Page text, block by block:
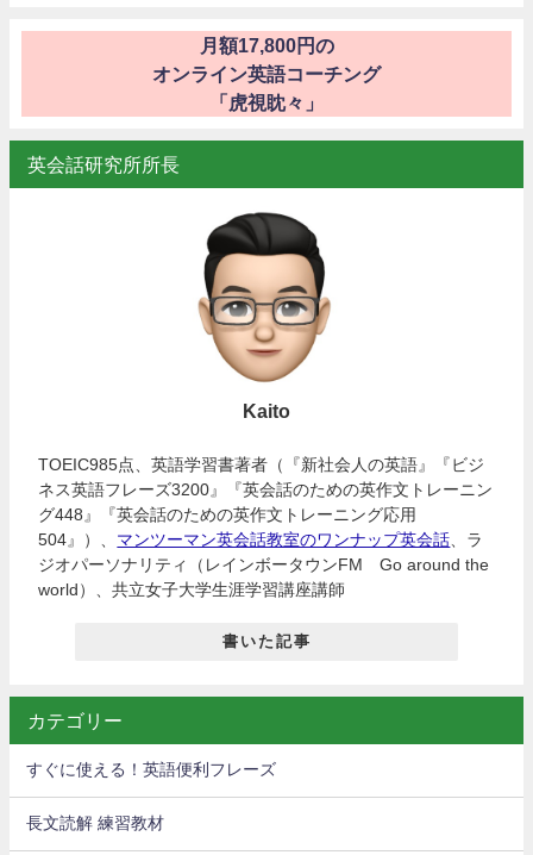
月額17,800円の
オンライン英語コーチング
「虎視眈々」
英会話研究所所長
Kaito
TOEIC985点、英語学習書著者（『新社会人の英語』『ビジ
ネス英語フレーズ3200』『英会話のための英作文トレーニン
グ448』『英会話のための英作文トレーニング応用
504』）、 マンツーマン英会話教室のワンナップ英会話 、ラ
ジオパーソナリティ（レインボータウンFM Go around the
world）、共立女子大学生涯学習講座講師
書いた記事
カテゴリー
すぐに使える！英語便利フレーズ
長文読解 練習教材